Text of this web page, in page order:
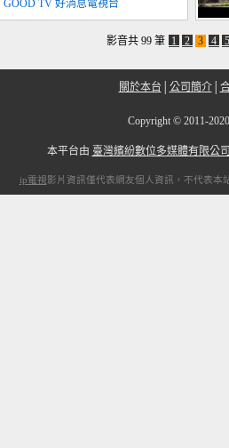
GOOD TV 好消息電視台
影音共 99 筆 1 2 3 4 5
關於本台 公司簡介│
Copyright©2011-
本平台由 臺灣繽紛數位多媒體有限公
ip電視影片資訊僅代表網友個人資訊，不代表本